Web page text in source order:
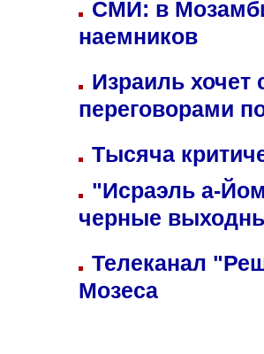
СМИ: в
наемников
Израиль хочет
переговорами
Тысяча
"Исраэль а-
черные
Телеканал
Мозеса